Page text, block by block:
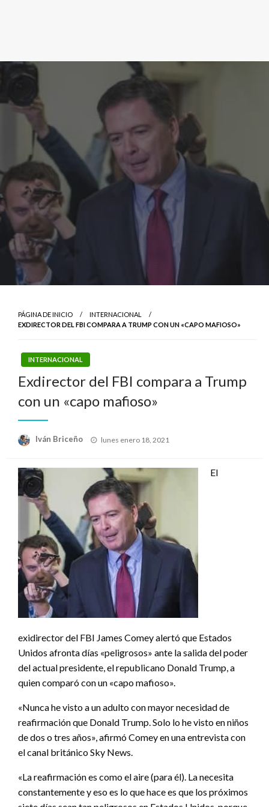
PÁGINA DE INICIO
INTERNACIONAL
EXDIRECTOR DEL FBI COMPARA A TRUMP CON UN «CAPO MAFIOSO»
INTERNACIONAL
Exdirector del FBI compara a Trump
con un «capo mafioso»
Iván Briceño
Publicado
lunes enero 18, 2021
El
exidirector del FBI James Comey alertó que Estados
Unidos afronta días «peligrosos» ante la salida del poder
del actual presidente, el republicano Donald Trump, a
quien comparó con un «capo mafioso».
«Nunca he visto a un adulto con mayor necesidad de
reafirmación que Donald Trump. Solo lo he visto en niños
de dos o tres años», afirmó Comey en una entrevista con
el canal británico Sky News.
«La reafirmación es como el aire (para él). La necesita
constantemente y eso es lo que hace es que los próximos